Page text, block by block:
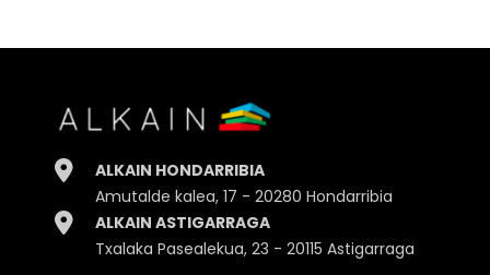
Alto 420.00cm.
Embalaje Unidad
ALKAIN HONDARRIBIA
Amutalde kalea, 17 - 20280 Hondarribia
ALKAIN ASTIGARRAGA
Txalaka Pasealekua, 23 - 20115 Astigarraga